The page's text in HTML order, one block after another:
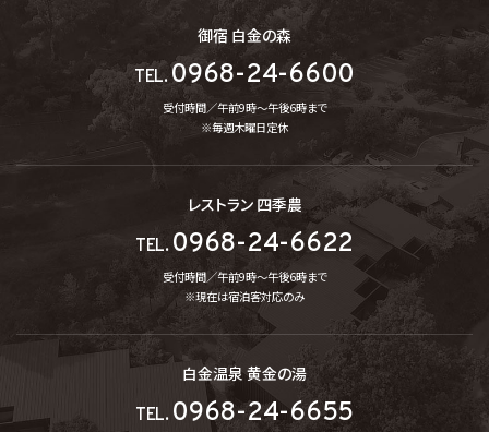
御宿 白金の森
TEL.0968-24-6600
受付時間／午前9時～午後6時まで
※毎週木曜日定休
レストラン 四季農
TEL. 0968-24-6622
受付時間／午前9時～午後6時まで
※現在は宿泊客対応のみ
白金温泉 黄金の湯
TEL. 0968-24-6655